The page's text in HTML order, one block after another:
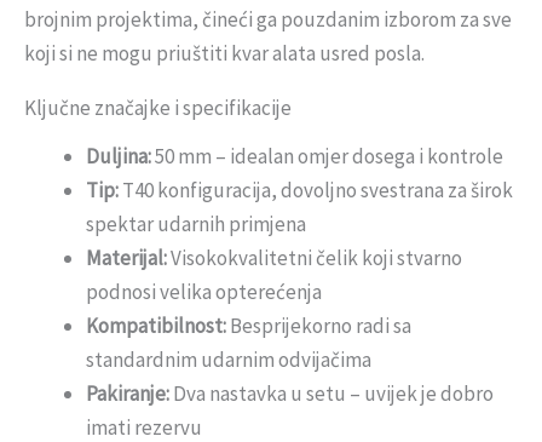
brojnim projektima, čineći ga pouzdanim izborom za sve
koji si ne mogu priuštiti kvar alata usred posla.
Ključne značajke i specifikacije
Duljina:50 mm – idealan omjer dosega i kontrole
Tip:T40 konfiguracija, dovoljno svestrana za širok
spektar udarnih primjena
Materijal:Visokokvalitetni čelik koji stvarno
podnosi velika opterećenja
Kompatibilnost:Besprijekorno radi sa
standardnim udarnim odvijačima
Pakiranje:Dva nastavka u setu – uvijek je dobro
imati rezervu